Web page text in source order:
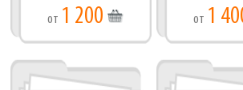
от 1 200 от 1